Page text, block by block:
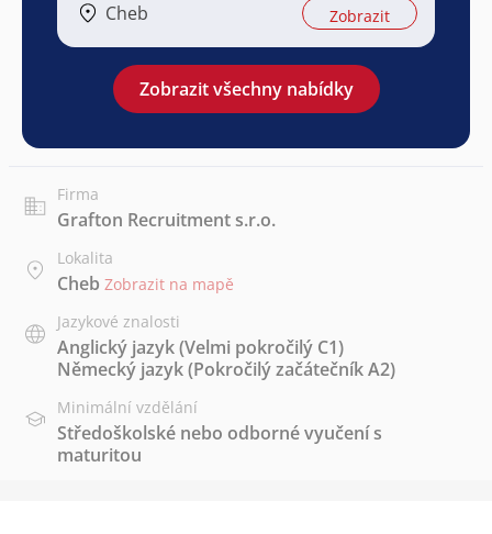
Cheb Zobrazit
Zobrazit všechny nabídky
Firma
Grafton Recruitment s.r.o.
Lokalita
Cheb Zobrazit na mapě
Jazykové znalosti
Anglický jazyk(Velmi pokročilý C1)
Německý jazyk(Pokročilý začátečník A2)
Minimální vzdělání
Středoškolské nebo odborné vyučení s
maturitou